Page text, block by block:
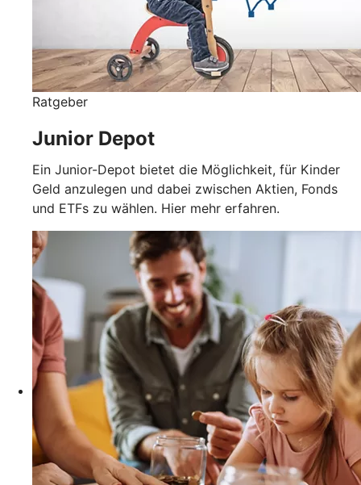
Ratgeber
Junior Depot
Ein Junior-Depot bietet die Möglichkeit, für Kinder
Geld anzulegen und dabei zwischen Aktien, Fonds
und ETFs zu wählen. Hier mehr erfahren.